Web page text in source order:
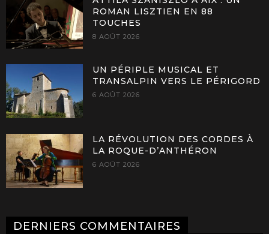
ROMAN LISZTIEN EN 88
TOUCHES
8 AOÛT 2026
UN PÉRIPLE MUSICAL ET
TRANSALPIN VERS LE PÉRIGORD
6 AOÛT 2026
LA RÉVOLUTION DES CORDES À
LA ROQUE-D’ANTHÉRON
6 AOÛT 2026
DERNIERS COMMENTAIRES